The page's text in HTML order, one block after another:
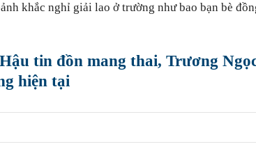
khắc nghỉ giải lao ở trường như bao bạn bè
Hậu tin đồn mang thai, Trương
hiện tại